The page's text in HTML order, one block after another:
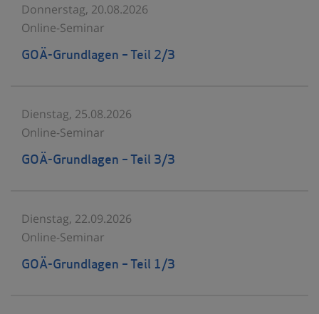
Donnerstag, 20.08.2026
Online-Seminar
GOÄ-Grundlagen – Teil 2/3
Dienstag, 25.08.2026
Online-Seminar
GOÄ-Grundlagen – Teil 3/3
Dienstag, 22.09.2026
Online-Seminar
GOÄ-Grundlagen – Teil 1/3